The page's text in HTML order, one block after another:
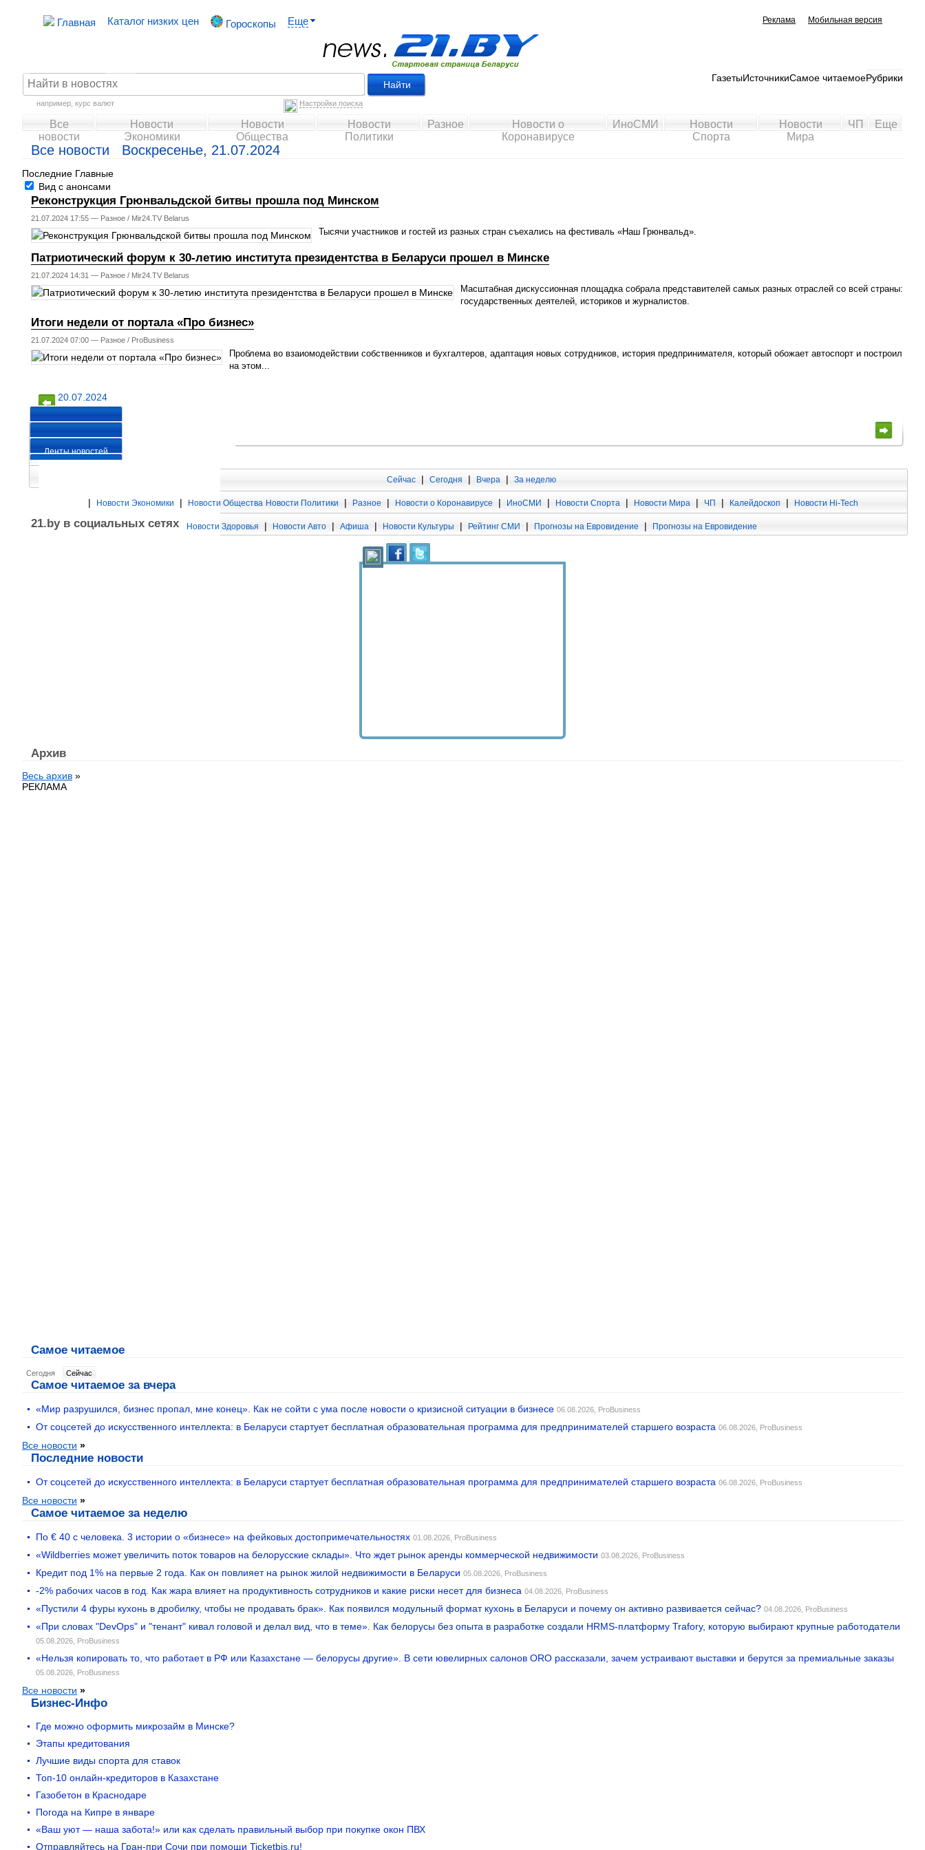
Главная Каталог низких цен Гороскопы Еще Мобильная версия
Реклама
например, курс валют Настройки поиска
ГазетыИсточникиСамое читаемоеРубрики
Все
новости
Новости
Экономики
Новости
Общества
Новости
Политики
Разное
Новости о
Коронавирусе
ИноСМИ
Новости
Спорта
Новости
Мира
ЧП Еще
Все новости Воскресенье, 21.07.2024
Последние Главные
Вид с анонсами
Реконструкция Грюнвальдской битвы прошла под Минском
21.07.2024 17:55 — Разное / Mir24.TV Belarus
Тысячи участников и гостей из разных стран съехались на фестиваль «Наш Грюнвальд».
Патриотический форум к 30-летию института президентства в Беларуси прошел в Минске
21.07.2024 14:31 — Разное / Mir24.TV Belarus
Масштабная дискуссионная площадка собрала представителей самых разных отраслей со всей страны:
государственных деятелей, историков и журналистов.
Итоги недели от портала «Про бизнес»
21.07.2024 07:00 — Разное / ProBusiness
Проблема во взаиомодействии собственников и бухгалтеров, адаптация новых сотрудников, история предпринимателя, который обожает автоспорт и построил
на этом...
20.07.2024
22.07.2024
Ленты новостей
Сейчас | Сегодня | Вчера | За неделю
| Новости Экономики | Новости Общества Новости Политики | Разное | Новости о Коронавирусе | ИноСМИ | Новости Спорта | Новости Мира | ЧП | Калейдоскоп | Новости Hi-Tech
Новости Здоровья | Новости Авто | Афиша | Новости Культуры | Рейтинг СМИ | Прогнозы на Евровидение | Прогнозы на Евровидение
21.by в социальных сетях
Архив
Весь архив »
РЕКЛАМА
Самое читаемое
Сегодня Cейчас
Самое читаемое за вчера
«Мир разрушился, бизнес пропал, мне конец». Как не сойти с ума после новости о кризисной ситуации в бизнесе 06.08.2026, ProBusiness
От соцсетей до искусственного интеллекта: в Беларуси стартует бесплатная образовательная программа для предпринимателей старшего возраста 06.08.2026, ProBusiness
Все новости »
Последние новости
От соцсетей до искусственного интеллекта: в Беларуси стартует бесплатная образовательная программа для предпринимателей старшего возраста 06.08.2026, ProBusiness
Все новости »
Самое читаемое за неделю
По € 40 с человека. 3 истории о «бизнесе» на фейковых достопримечательностях 01.08.2026, ProBusiness
«Wildberries может увеличить поток товаров на белорусские склады». Что ждет рынок аренды коммерческой недвижимости 03.08.2026, ProBusiness
Кредит под 1% на первые 2 года. Как он повлияет на рынок жилой недвижимости в Беларуси 05.08.2026, ProBusiness
-2% рабочих часов в год. Как жара влияет на продуктивность сотрудников и какие риски несет для бизнеса 04.08.2026, ProBusiness
«Пустили 4 фуры кухонь в дробилку, чтобы не продавать брак». Как появился модульный формат кухонь в Беларуси и почему он активно развивается сейчас? 04.08.2026, ProBusiness
«При словах "DevOps" и "тенант" кивал головой и делал вид, что в теме». Как белорусы без опыта в разработке создали HRMS-платформу Trafory, которую выбирают крупные работодатели
05.08.2026, ProBusiness
«Нельзя копировать то, что работает в РФ или Казахстане — белорусы другие». В сети ювелирных салонов ORO рассказали, зачем устраивают выставки и берутся за премиальные заказы
05.08.2026, ProBusiness
Все новости »
Бизнес-Инфо
Где можно оформить микрозайм в Минске?
Этапы кредитования
Лучшие виды спорта для ставок
Топ-10 онлайн-кредиторов в Казахстане
Газобетон в Краснодаре
Погода на Кипре в январе
«Ваш уют — наша забота!» или как сделать правильный выбор при покупке окон ПВХ
Отправляйтесь на Гран-при Сочи при помощи Ticketbis.ru!